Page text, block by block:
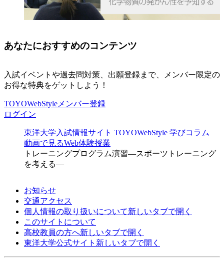
あなたにおすすめのコンテンツ
入試イベントや過去問対策、出願登録まで、メンバー限定の
お得な特典をゲットしよう！
TOYOWebStyleメンバー登録
ログイン
東洋大学入試情報サイト TOYOWebStyle 学びコラム
動画で見るWeb体験授業
トレーニングプログラム演習―スポーツトレーニング
を考える―
お知らせ
交通アクセス
個人情報の取り扱いについて新しいタブで開く
このサイトについて
高校教員の方へ新しいタブで開く
東洋大学公式サイト 新しいタブで開く